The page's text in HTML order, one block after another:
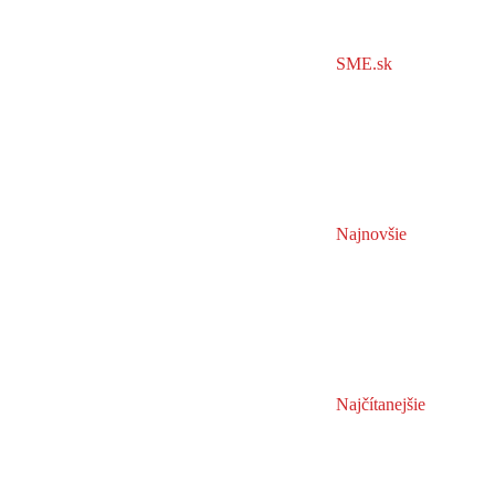
SME.sk
Najnovšie
Najčítanejšie